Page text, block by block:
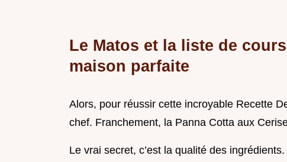
Le Matos et la liste de
maison parfaite
Alors, pour réussir cette incroyable Recette
chef. Franchement, la Panna Cotta aux
Le vrai secret, c’est la qualité des